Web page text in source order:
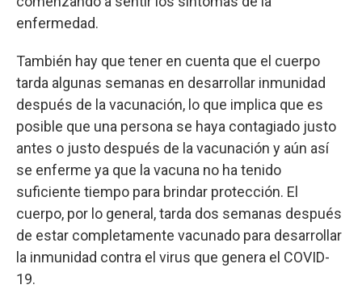
enfermedad.
También hay que tener en cuenta que el cuerpo
tarda algunas semanas en desarrollar inmunidad
después de la vacunación, lo que implica que es
posible que una persona se haya contagiado justo
antes o justo después de la vacunación y aún así
se enferme ya que la vacuna no ha tenido
suficiente tiempo para brindar protección. El
cuerpo, por lo general, tarda dos semanas después
de estar completamente vacunado para desarrollar
la inmunidad contra el virus que genera el COVID-
19.